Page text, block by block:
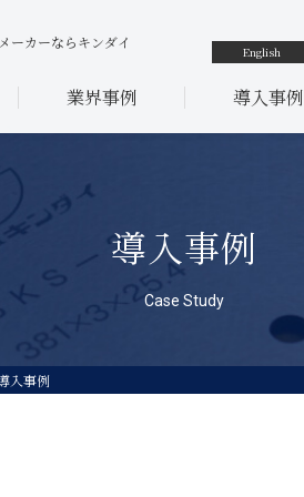
ーカーならキンダイ
English
業界事例 導入事例
導入事例
Case Study
入事例